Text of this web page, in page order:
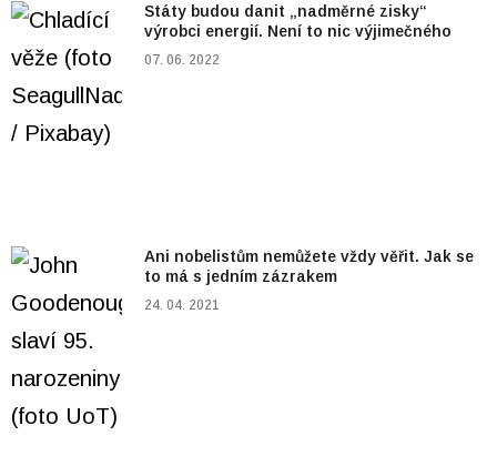
Státy budou danit „nadměrné zisky“
výrobci energií. Není to nic výjimečného
07. 06. 2022
Ani nobelistům nemůžete vždy věřit. Jak se
to má s jedním zázrakem
24. 04. 2021